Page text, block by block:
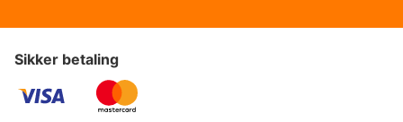
Sikker betaling